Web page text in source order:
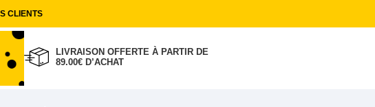
CLIENTS
LIVRAISON OFFERTE À PARTIR DE
89.00€ D’ACHAT